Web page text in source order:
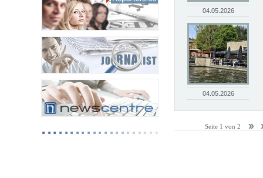
04.05.2026
04.05.2026
Seite 1 von 2